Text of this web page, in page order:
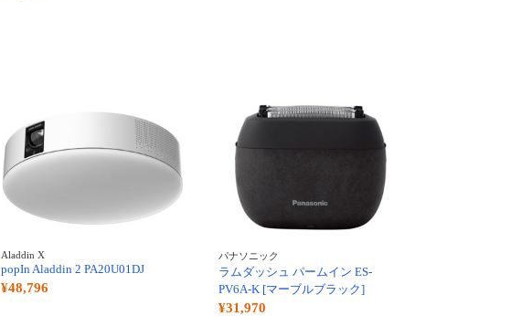
Aladdin X
popIn Aladdin 2 PA20U01DJ
¥48,796
パナソニック
ラムダッシュ パームイン ES-
PV6A-K [マーブルブラック]
¥31,970